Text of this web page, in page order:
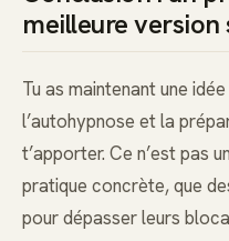
meilleure
Tu as maintenant une
l’autohypnose et la
t’apporter. Ce n’est pas
pratique concrète, que
pour dépasser leurs